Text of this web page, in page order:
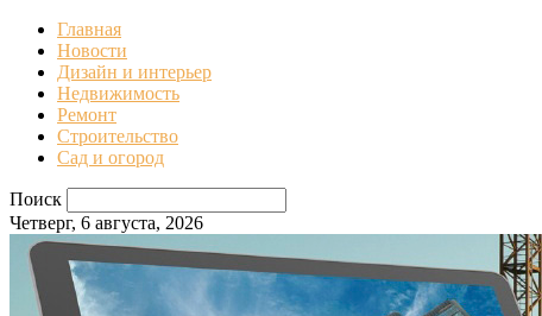
Главная
Новости
Дизайн и интерьер
Недвижимость
Ремонт
Строительство
Сад и огород
Поиск
Четверг, 6 августа, 2026